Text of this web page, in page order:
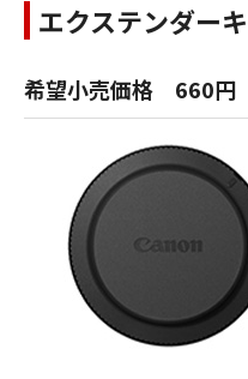
エクステンダー
希望小売価格 660円